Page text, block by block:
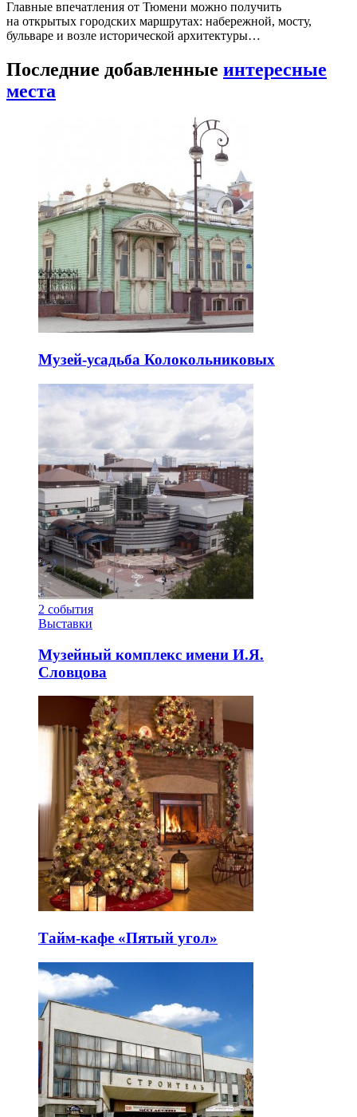
Главные впечатления от Тюмени можно получить
на открытых городских маршрутах: набережной, мосту,
бульваре и возле исторической архитектуры…
Последние добавленные интересные
места
Музей-усадьба Колокольниковых
2 события
Выставки
Музейный комплекс имени И.Я.
Словцова
Тайм-кафе «Пятый угол»